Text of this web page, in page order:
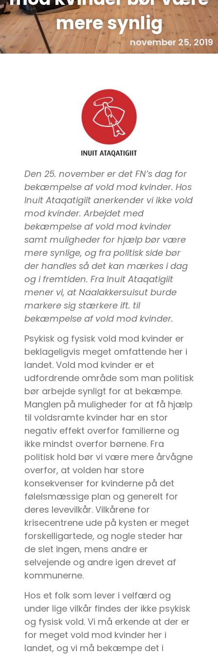
mere synlig
november 25, 2019
Den 25. november er det FN’s dag for
bekæmpelse af vold mod kvinder. Hos
Inuit Ataqatigiit anerkender vi ikke vold
mod kvinder. Arbejdet med
bekæmpelse af vold mod kvinder
samt muligheder for hjælp bør være
mere synlige, og fra politisk side bør
der handles så det kan mærkes i dag
og i fremtiden. Fra Inuit Ataqatigiit
mener vi, at Naalakkersuisut burde
markere sig stærkere ift. til
bekæmpelse af vold mod kvinder.
Psykisk og fysisk vold mod kvinder er
beklageligvis meget omfattende her i
landet. Vold mod kvinder er et
udfordrende område som man politisk
bør arbejde synligt for at bekæmpe.
Manglen på muligheder for at få hjælp
til voldsramte kvinder har en stor
negativ effekt overfor familierne og
ikke mindst overfor børnene. Fra
politisk hold bør vi være mere årvågne
overfor, at volden har store
konsekvenser for kvinderne på det
følelsmæssige plan og generelt for
deres levevilkår. Vilkårene for
krisecentrene ude på kysten er meget
forskelligartede, og nogle steder har
de slet ingen, mens andre er
selvejende og andre igen drevet af
kommunerne.
Hos et folk som lever i velfærd og
under lige vilkår findes der ikke psykisk
og fysisk vold. Vi må erkende at der er
for meget vold mod kvinder her i
landet, og vi må bekæmpe det i